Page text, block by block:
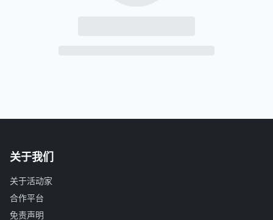
关于我们
关于活动家
合作平台
免责声明